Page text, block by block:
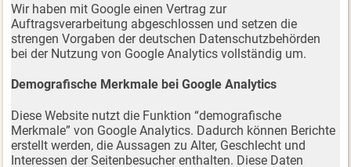
Wir haben mit Google einen Vertrag zur
Auftragsverarbeitung abgeschlossen und setzen die
strengen Vorgaben der deutschen Datenschutzbehörden
bei der Nutzung von Google Analytics vollständig um.
Demografische Merkmale bei Google Analytics
Diese Website nutzt die Funktion “demografische
Merkmale” von Google Analytics. Dadurch können Berichte
erstellt werden, die Aussagen zu Alter, Geschlecht und
Interessen der Seitenbesucher enthalten. Diese Daten